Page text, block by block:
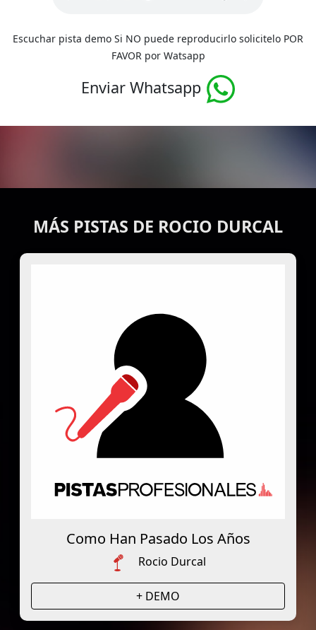
Escuchar pista demo Si NO puede reproducirlo solicitelo POR
FAVOR por Watsapp
Enviar Whatsapp
MÁS PISTAS DE ROCIO DURCAL
Como Han Pasado Los Años
Rocio Durcal
+ DEMO